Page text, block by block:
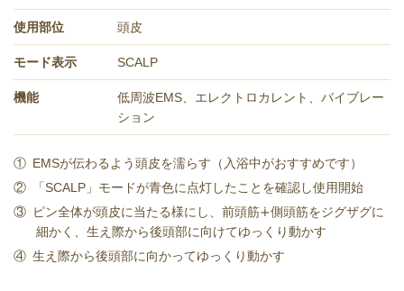
使⽤部位 頭⽪
モード表⽰ SCALP
機能
低周波EMS、エレクトロカレント、バイブレー
ション
① EMSが伝わるよう頭⽪を濡らす（⼊浴中がおすすめです）
②
「SCALP」モードが⻘⾊に点灯したことを確認し使⽤開始
③ ピン全体が頭皮に当たる様にし、前頭筋∔側頭筋をジグザグに
細かく、生え際から後頭部に向けてゆっくり動かす
④ ⽣え際から後頭部に向かってゆっくり動かす